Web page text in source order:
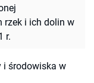
rzek i ich dolin w
r.
i środowiska w